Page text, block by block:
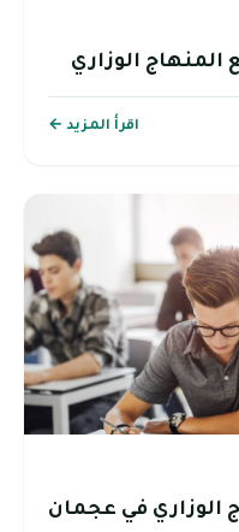
الوزاري
اقرأ المزيد ←
الوزاري في عجمان